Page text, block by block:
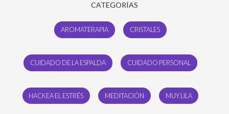
CATEGORÍAS
AROMATERAPIA CRISTALES
CUIDADO DE LA ESPALDA CUIDADO PERSONAL
HACKEA EL ESTRÉS MEDITACIÓN MUY LILA